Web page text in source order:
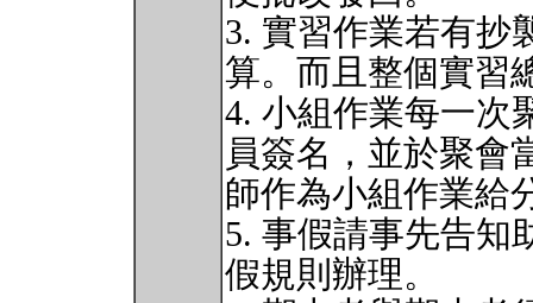
3. 實習作業若有抄
算。而且整個實習
4. 小組作業每一次
員簽名，並於聚會
師作為小組作業給
5. 事假請事先告知
假規則辦理。